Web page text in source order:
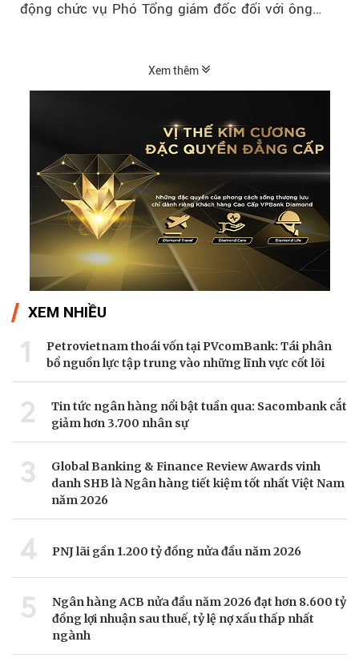
động chức vụ Phó Tổng giám đốc đối với ông
Xem thêm
XEM NHIỀU
1
Petrovietnam thoái vốn tại PVcomBank: Tái phân
bổ nguồn lực tập trung vào những lĩnh vực cốt lõi
2
Tin tức ngân hàng nổi bật tuần qua: Sacombank cắt
giảm hơn 3.700 nhân sự
3
Global Banking & Finance Review Awards vinh
danh SHB là Ngân hàng tiết kiệm tốt nhất Việt Nam
năm 2026
4 PNJ lãi gần 1.200 tỷ đồng nửa đầu năm 2026
5
Ngân hàng ACB nửa đầu năm 2026 đạt hơn 8.600 tỷ
đồng lợi nhuận sau thuế, tỷ lệ nợ xấu thấp nhất
ngành